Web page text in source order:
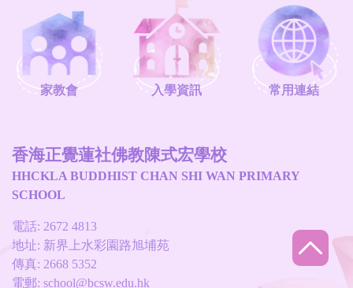
家教會 入學資訊 常用連結
香海正覺蓮社佛教陳式宏學校
HHCKLA BUDDHIST CHAN SHI WAN PRIMARY
SCHOOL
電話: 2672 4813
地址: 新界上水彩園路旭埔苑
傳真: 2668 5352
電郵: school@bcsw.edu.hk